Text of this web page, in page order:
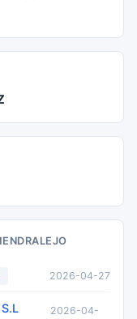
2026-04-27
2026-04-